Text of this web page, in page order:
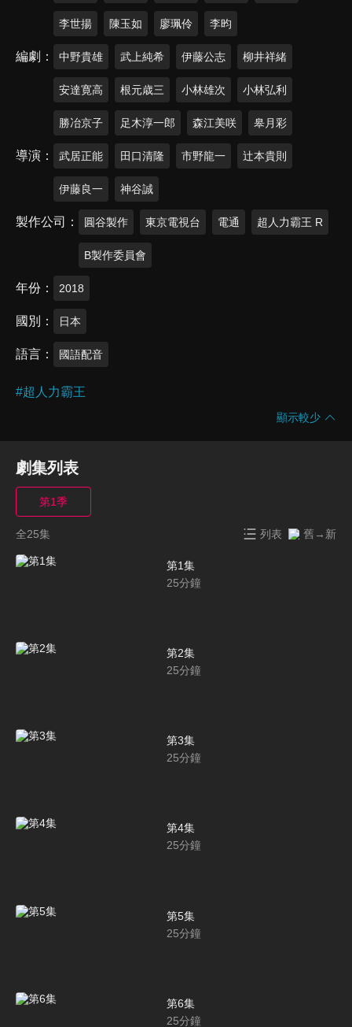
李世揚 陳玉如 廖珮伶 李昀
編劇 中野貴雄 武上純希 伊藤公志 柳井祥緒
安達寛高 根元歳三 小林雄次 小林弘利
勝冶京子 足木淳一郎 森江美咲 皋月彩
導演 武居正能 田口清隆 市野龍一 辻本貴則
伊藤良一 神谷誠
製作公司 圓谷製作 東京電視台 電通 超人力霸王 R
B製作委員會
年份 2018
國別 日本
語言 國語配音
#超人力霸王
顯示較少
劇集列表
第1季
全25集 列表 舊→新
第1集
25分鐘
第2集
25分鐘
第3集
25分鐘
第4集
25分鐘
第5集
25分鐘
第6集
25分鐘